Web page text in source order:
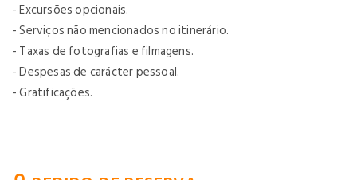
- Excursões opcionais.
- Serviços não mencionados no itinerário.
- Taxas de fotografias e filmagens.
- Despesas de carácter pessoal.
- Gratificações.